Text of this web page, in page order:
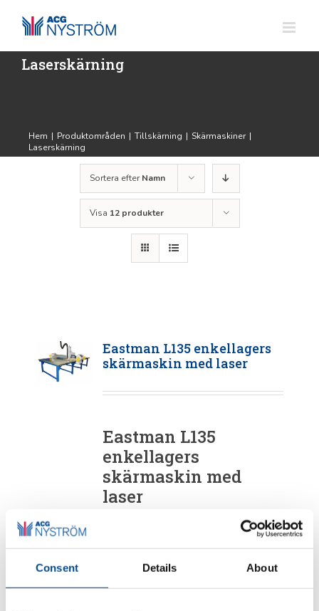
Consent Details About
innehållet
Laserskärning
Hem | Produktområden | Tillskärning | Skärmaskiner |
Laserskärning
Sortera efterNamn
Visa 12 produkter
Eastman L135 enkellagers
skärmaskin med laser
Eastman L135
enkellagers
skärmaskin med
laser
L135 monteras på conveyor eller
statisk enkellagers skärmaskin
L135 skär och förseglar
materialkanter samtidigt med
oöverträffad precision. Eftersom